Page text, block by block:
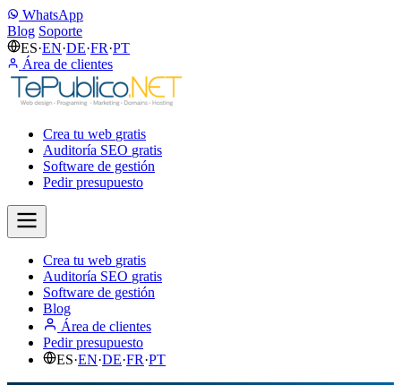
WhatsApp
Blog Soporte
ES·EN·DE·FR·PT
Área de clientes
Crea tu web gratis
Auditoría SEO gratis
Software de gestión
Pedir presupuesto
Crea tu web gratis
Auditoría SEO gratis
Software de gestión
Blog
Área de clientes
Pedir presupuesto
ES·EN·DE·FR·PT